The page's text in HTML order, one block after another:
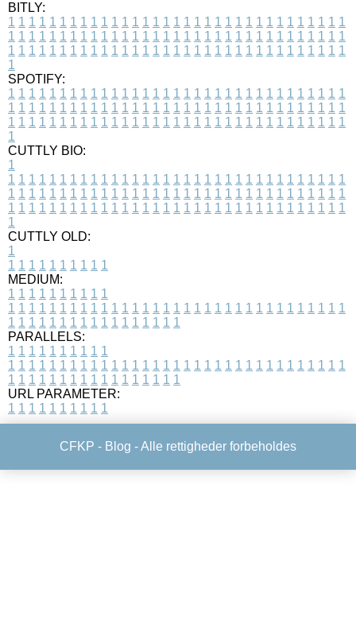
BITLY:
1 1 1 1 1 1 1 1 1 1 1 1 1 1 1 1 1 1 1 1 1 1 1 1 1 1 1 1 1 1 1 1 1
1 1 1 1 1 1 1 1 1 1 1 1 1 1 1 1 1 1 1 1 1 1 1 1 1 1 1 1 1 1 1 1 1
1 1 1 1 1 1 1 1 1 1 1 1 1 1 1 1 1 1 1 1 1 1 1 1 1 1 1 1 1 1 1 1 1
1
SPOTIFY:
1 1 1 1 1 1 1 1 1 1 1 1 1 1 1 1 1 1 1 1 1 1 1 1 1 1 1 1 1 1 1 1 1
1 1 1 1 1 1 1 1 1 1 1 1 1 1 1 1 1 1 1 1 1 1 1 1 1 1 1 1 1 1 1 1 1
1 1 1 1 1 1 1 1 1 1 1 1 1 1 1 1 1 1 1 1 1 1 1 1 1 1 1 1 1 1 1 1 1
1
CUTTLY BIO:
1
1 1 1 1 1 1 1 1 1 1 1 1 1 1 1 1 1 1 1 1 1 1 1 1 1 1 1 1 1 1 1 1 1
1 1 1 1 1 1 1 1 1 1 1 1 1 1 1 1 1 1 1 1 1 1 1 1 1 1 1 1 1 1 1 1 1
1 1 1 1 1 1 1 1 1 1 1 1 1 1 1 1 1 1 1 1 1 1 1 1 1 1 1 1 1 1 1 1 1
1
CUTTLY OLD:
1
1 1 1 1 1 1 1 1 1 1
MEDIUM:
1 1 1 1 1 1 1 1 1 1
1 1 1 1 1 1 1 1 1 1 1 1 1 1 1 1 1 1 1 1 1 1 1 1 1 1 1 1 1 1 1 1 1
1 1 1 1 1 1 1 1 1 1 1 1 1 1 1 1 1
PARALLELS:
1 1 1 1 1 1 1 1 1 1
1 1 1 1 1 1 1 1 1 1 1 1 1 1 1 1 1 1 1 1 1 1 1 1 1 1 1 1 1 1 1 1 1
1 1 1 1 1 1 1 1 1 1 1 1 1 1 1 1 1
URL PARAMETER:
1 1 1 1 1 1 1 1 1 1
CFKP - Blog - Alle rettigheder forbeholdes